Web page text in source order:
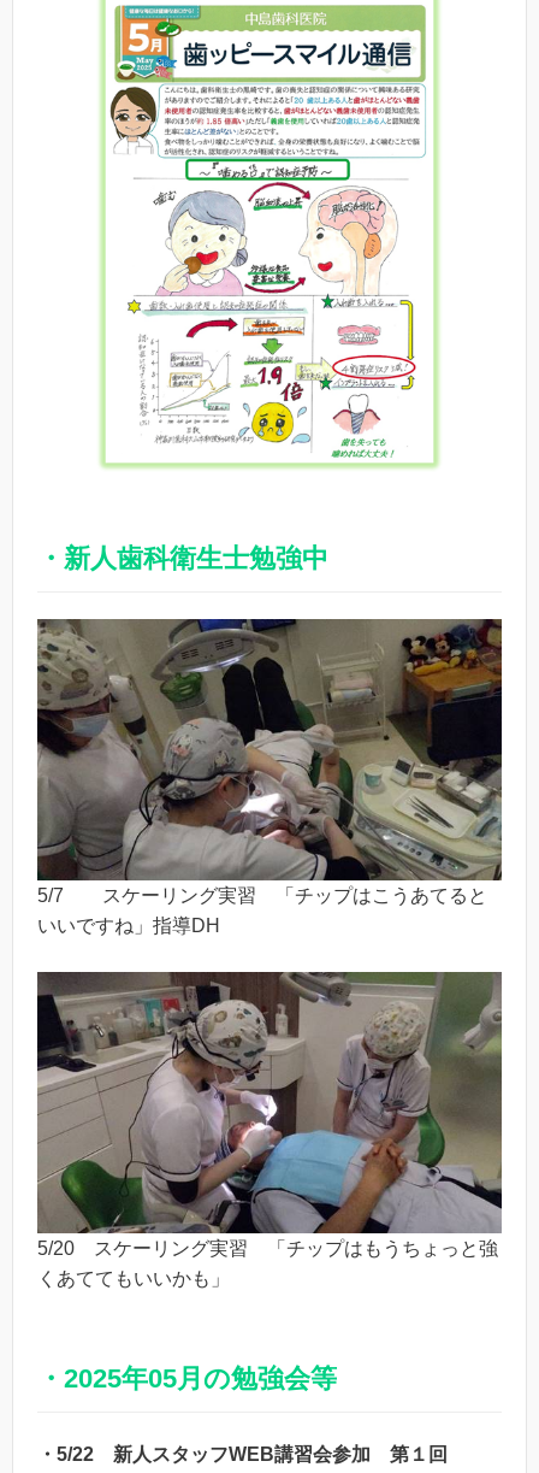
・新人歯科衛生士勉強中
5/7 スケーリング実習 「チップはこうあてると
いいですね」指導DH
5/20 スケーリング実習 「チップはもうちょっと強
くあててもいいかも」
・2025年05月の勉強会等
・5/22 新人スタッフWEB講習会参加 第１回